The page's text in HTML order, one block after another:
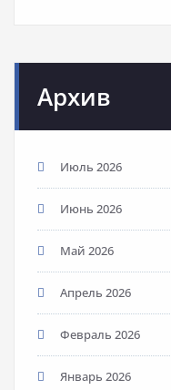
Архив
Июль 2026
Июнь 2026
Май 2026
Апрель 2026
Февраль 2026
Январь 2026